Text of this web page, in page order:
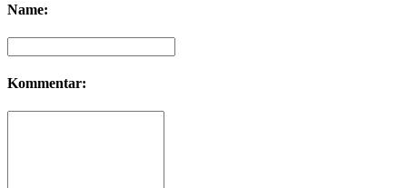
Name:
Kommentar: